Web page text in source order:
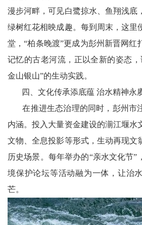
报
视
频
播
报
会
播
漫步河畔，可见白鹭掠水、鱼翔浅底
绿树红花相映成趣。每到周末，这里
堂，“柏条晚渡”更成为彭州新晋网红
记忆的古老河流，正以全新的姿态
金山银山”的生动实践。
四、文化传承添底蕴 治水精神永
在推进生态治理的同时，彭州市
内涵。投入大量资金建设的湔江堰水
文物、全息投影等形式，生动再现文
历史场景。每年举办的“亲水文化节”
境保护论坛等活动融为一体，让治
芒。